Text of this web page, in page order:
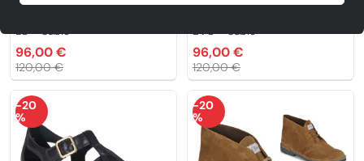
LO - Sable
96,00 €
120,00 €
EVO - Sable
96,00 €
120,00 €
-20
%
-20
%